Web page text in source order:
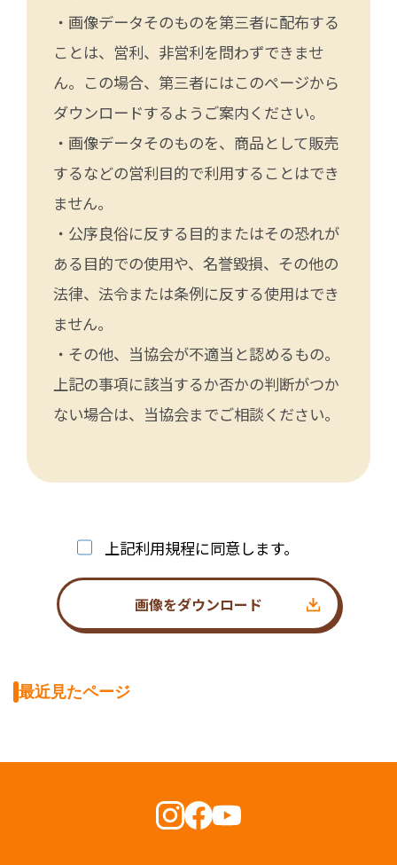
・画像データそのものを第三者に配布する
ことは、営利、非営利を問わずできませ
ん。この場合、第三者にはこのページから
ダウンロードするようご案内ください。
・画像データそのものを、商品として販売
するなどの営利目的で利用することはでき
ません。
・公序良俗に反する目的またはその恐れが
ある目的での使用や、名誉毀損、その他の
法律、法令または条例に反する使用はでき
ません。
・その他、当協会が不適当と認めるもの。
上記の事項に該当するか否かの判断がつか
ない場合は、当協会までご相談ください。
上記利用規程に同意します。
画像をダウンロード
最近見たページ